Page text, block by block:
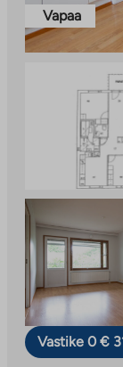
Vapaa
Vastike 0 €